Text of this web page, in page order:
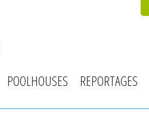
POOLHOUSES REPORTAGES